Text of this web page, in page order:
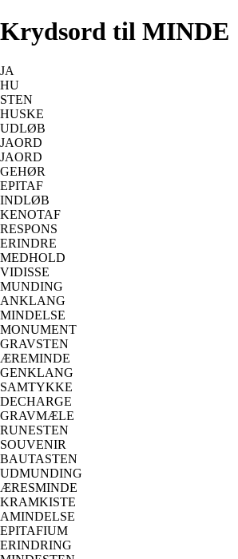
Krydsord til MINDE
JA
HU
STEN
HUSKE
UDLØB
JAORD
JAORD
GEHØR
EPITAF
INDLØB
KENOTAF
RESPONS
ERINDRE
MEDHOLD
VIDISSE
MUNDING
ANKLANG
MINDELSE
MONUMENT
GRAVSTEN
ÆREMINDE
GENKLANG
SAMTYKKE
DECHARGE
GRAVMÆLE
RUNESTEN
SOUVENIR
BAUTASTEN
UDMUNDING
ÆRESMINDE
KRAMKISTE
AMINDELSE
EPITAFIUM
ERINDRING